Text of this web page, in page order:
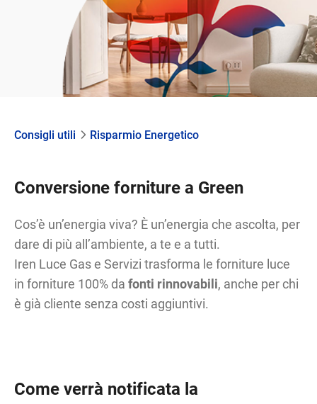
Consigli utili Risparmio Energetico
Conversione forniture a Green
Cos’è un’energia viva? È un’energia che ascolta, per
dare di più all’ambiente, a te e a tutti.
Iren Luce Gas e Servizi trasforma le forniture luce
in forniture 100% da fonti rinnovabili, anche per chi
è già cliente senza costi aggiuntivi.
Come verrà notificata la